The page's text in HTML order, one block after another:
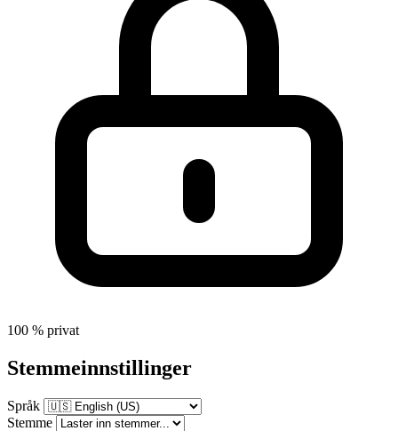
100 % privat
Stemmeinnstillinger
Språk
Stemme